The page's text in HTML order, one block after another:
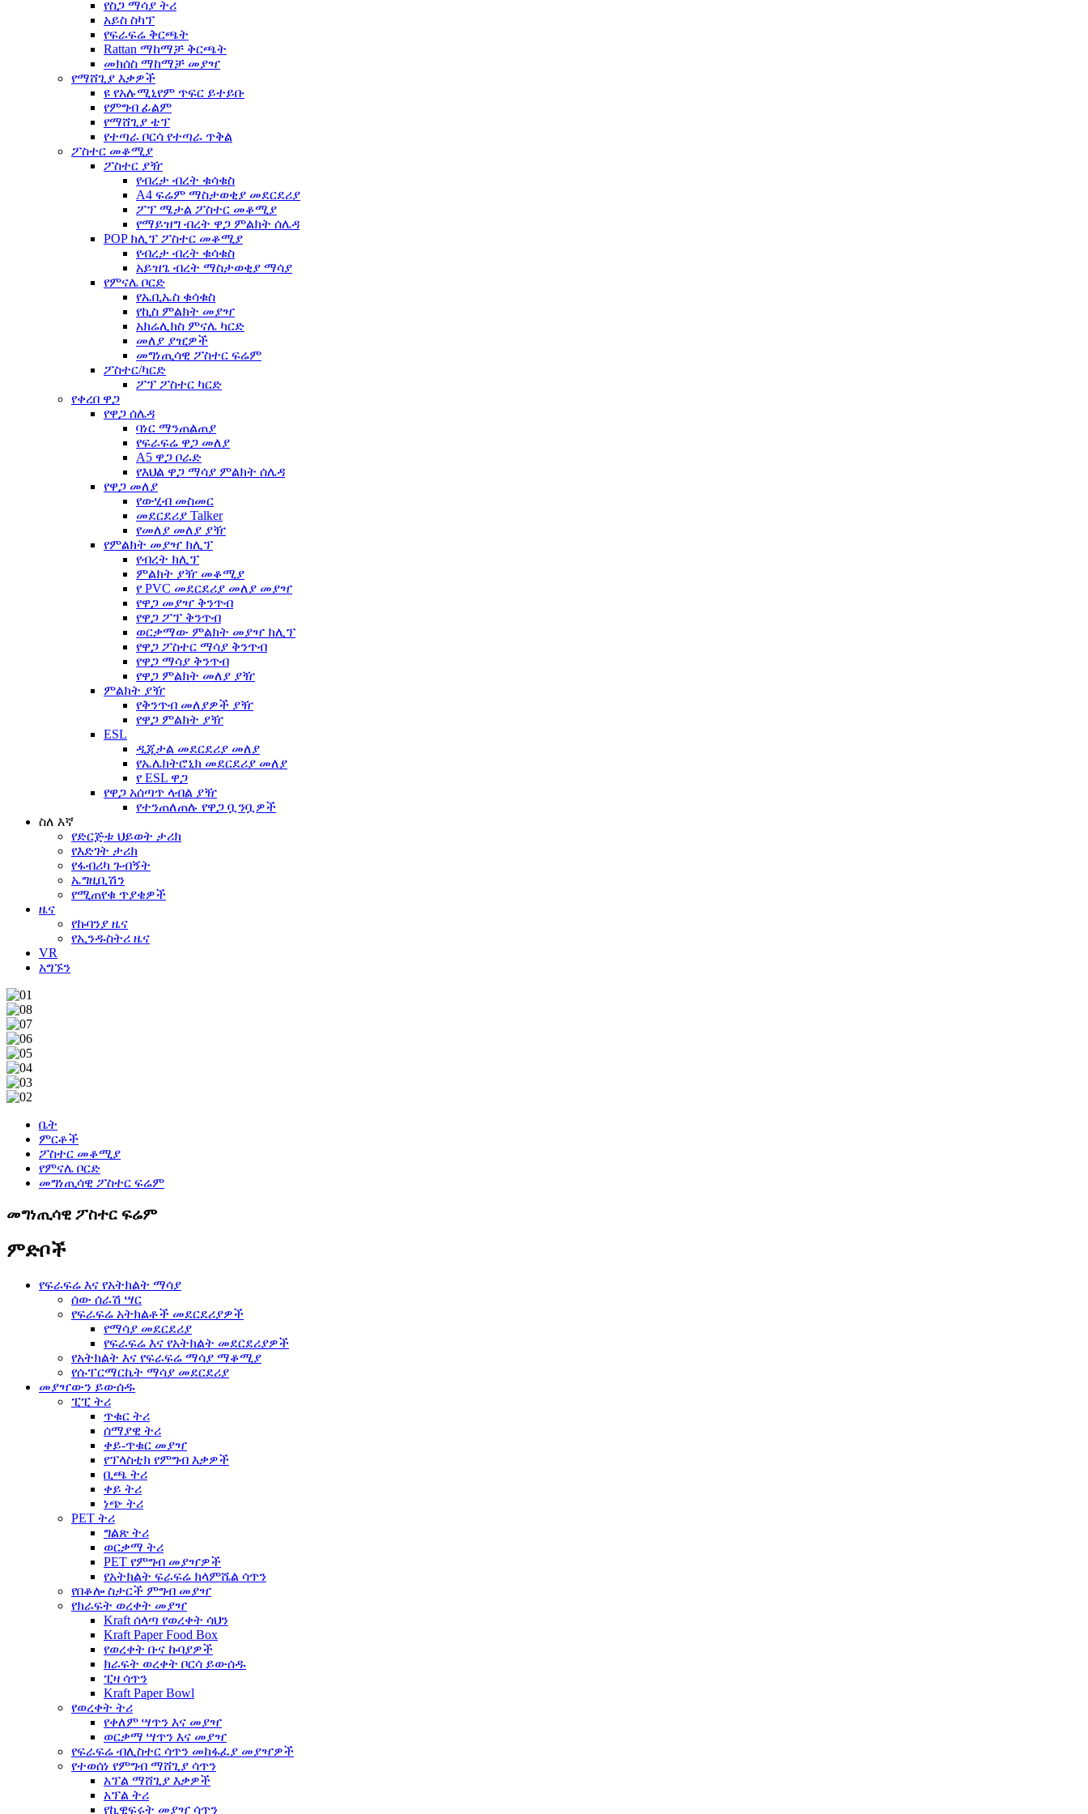
የስጋ ማሳያ ትሪ
አይስ ስካፕ
የፍራፍሬ ቅርጫት
Rattan ማከማቻ ቅርጫት
መክሰስ ማከማቻ መያዣ
የማሸጊያ እቃዎች
ዩ የአሉሚኒየም ጥፍር ይተይቡ
የምግብ ፊልም
የማሸጊያ ቴፕ
የተጣራ ቦርሳ የተጣራ ጥቅል
ፖስተር መቆሚያ
ፖስተር ያዥ
የብረታ ብረት ቁሳቁስ
A4 ፍሬም ማስታወቂያ መደርደሪያ
ፖፕ ሜታል ፖስተር መቆሚያ
የማይዝግ ብረት ዋጋ ምልክት ሰሌዳ
POP ክሊፕ ፖስተር መቆሚያ
የብረታ ብረት ቁሳቁስ
አይዝጌ ብረት ማስታወቂያ ማሳያ
የምናሌ ቦርድ
የኤቢኤስ ቁሳቁስ
የኪስ ምልክት መያዣ
አክሬሊክስ ምናሌ ካርድ
መለያ ያዢዎች
መግነጢሳዊ ፖስተር ፍሬም
ፖስተር/ካርድ
ፖፕ ፖስተር ካርድ
የቀረበ ዋጋ
የዋጋ ሰሌዳ
ባነር ማንጠልጠያ
የፍራፍሬ ዋጋ መለያ
A5 ዋጋ ቦራድ
የእህል ዋጋ ማሳያ ምልክት ሰሌዳ
የዋጋ መለያ
የውሂብ መስመር
መደርደሪያ Talker
የመለያ መለያ ያዥ
የምልክት መያዣ ክሊፕ
የብረት ክሊፕ
ምልክት ያዥ መቆሚያ
የ PVC መደርደሪያ መለያ መያዣ
የዋጋ መያዣ ቅንጥብ
የዋጋ ፖፕ ቅንጥብ
ወርቃማው ምልክት መያዣ ክሊፕ
የዋጋ ፖስተር ማሳያ ቅንጥብ
የዋጋ ማሳያ ቅንጥብ
የዋጋ ምልክት መለያ ያዥ
ምልክት ያዥ
የቅንጥብ መለያዎች ያዥ
የዋጋ ምልክት ያዥ
ESL
ዲጂታል መደርደሪያ መለያ
የኤሌክትሮኒክ መደርደሪያ መለያ
የ ESL ዋጋ
የዋጋ አሰጣጥ ላብል ያዥ
የተንጠለጠሉ የዋጋ ቧንቧዎች
ስለ እኛ
የድርጅቱ ህይወት ታሪክ
የእድገት ታሪክ
የፋብሪካ ጉብኝት
ኤግዚቢሽን
የሚጠየቁ ጥያቄዎች
ዜና
የኩባንያ ዜና
የኢንዱስትሪ ዜና
VR
አግኙን
ቤት
ምርቶች
ፖስተር መቆሚያ
የምናሌ ቦርድ
መግነጢሳዊ ፖስተር ፍሬም
መግነጢሳዊ ፖስተር ፍሬም
ምድቦች
የፍራፍሬ እና የአትክልት ማሳያ
ሰው ሰራሽ ሣር
የፍራፍሬ አትክልቶች መደርደሪያዎች
የማሳያ መደርደሪያ
የፍራፍሬ እና የአትክልት መደርደሪያዎች
የአትክልት እና የፍራፍሬ ማሳያ ማቆሚያ
የሱፐርማርኬት ማሳያ መደርደሪያ
መያዣውን ይውሰዱ
ፒፒ ትሪ
ጥቁር ትሪ
ሰማያዊ ትሪ
ቀይ-ጥቁር መያዣ
የፕላስቲክ የምግብ እቃዎች
ቢጫ ትሪ
ቀይ ትሪ
ነጭ ትሪ
PET ትሪ
ግልጽ ትሪ
ወርቃማ ትሪ
PET የምግብ መያዣዎች
የአትክልት ፍራፍሬ ክላምሼል ሳጥን
የበቆሎ ስታርች ምግብ መያዣ
የክራፍት ወረቀት መያዣ
Kraft ሰላጣ የወረቀት ሳህን
Kraft Paper Food Box
የወረቀት ቡና ኩባያዎች
ክራፍት ወረቀት ቦርሳ ይውሰዱ
ፒዛ ሳጥን
Kraft Paper Bowl
የወረቀት ትሪ
የቀለም ሣጥን እና መያዣ
ወርቃማ ሣጥን እና መያዣ
የፍራፍሬ ብሊስተር ሳጥን መከፋፈያ መያዣዎች
የተወሰነ የምግብ ማሸጊያ ሳጥን
አፕል ማሸጊያ እቃዎች
አፕል ትሪ
የኪዊፍሩት መያዣ ሳጥን